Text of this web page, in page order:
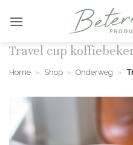
naar
Travel cup
Home » Shop » Onderweg »